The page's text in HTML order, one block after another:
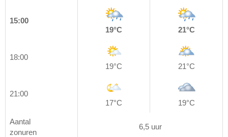
15:00
19°C
21°C
18:00
19°C
21°C
21:00
17°C
19°C
Aantal
zonuren
6,5 uur